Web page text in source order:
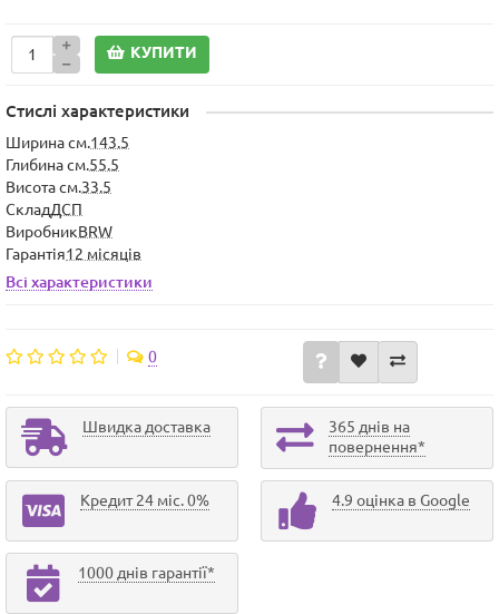
КУПИТИ
Стислі характеристики
Ширина см.143.5
Глибина см.55.5
Висота см.33.5
СкладДСП
ВиробникBRW
Гарантія12 місяців
Всі характеристики
0
Швидка доставка
365 днів на
повернення*
Кредит 24 міс. 0% 4.9 оцінка в Google
1000 днів гарантії*